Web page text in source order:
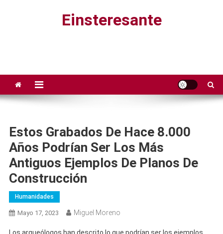
Einsteresante
Estos Grabados De Hace 8.000
Años Podrían Ser Los Más
Antiguos Ejemplos De Planos De
Construcción
Humanidades
Mayo 17, 2023 Miguel Moreno